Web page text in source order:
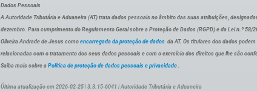
Dados Pessoais
A Autoridade Tributária e Aduaneira (AT) trata dados pessoais no âmbito das suas atribuições,
dezembro. Para cumprimento do Regulamento Geral sobre a Proteção de Dados (RGPD) e da Lei n.º
Oliveira Andrade de Jesus como encarregada da proteção de dados da AT. Os titulares dos dados
relacionadas com o tratamento dos seus dados pessoais e com o exercício dos direitos que lhe são
Saiba mais sobre a Política de proteção de dados pessoais e privacidade .
Última atualização em 2026-02-25 | 3.3.15-6041 | Autoridade Tributária e Aduaneira